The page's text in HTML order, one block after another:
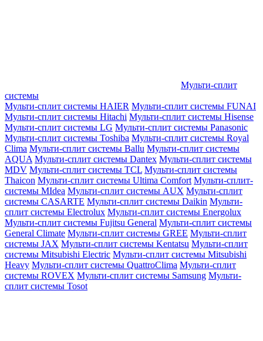
Мульти-сплит
системы
Мульти-сплит системы HAIER Мульти-сплит системы FUNAI
Мульти-сплит системы Hitachi Мульти-сплит системы Hisense
Мульти-сплит системы LG Мульти-сплит системы Panasonic
Мульти-сплит системы Toshiba Мульти-сплит системы Royal
Clima Мульти-сплит системы Ballu Мульти-сплит системы
AQUA Мульти-сплит системы Dantex Мульти-сплит системы
MDV Мульти-сплит системы TCL Мульти-сплит системы
Thaicon Мульти-сплит системы Ultima Comfort Мульти-сплит-
системы MIdea Мульти-сплит системы AUX Мульти-сплит
системы CASARTE Мульти-сплит системы Daikin Мульти-
сплит системы Electrolux Мульти-сплит системы Energolux
Мульти-сплит системы Fujitsu General Мульти-сплит системы
General Climate Мульти-сплит системы GREE Мульти-сплит
системы JAX Мульти-сплит системы Kentatsu Мульти-сплит
системы Mitsubishi Electric Мульти-сплит системы Mitsubishi
Heavy Мульти-сплит системы QuattroClima Мульти-сплит
системы ROVEX Мульти-сплит системы Samsung Мульти-
сплит системы Tosot